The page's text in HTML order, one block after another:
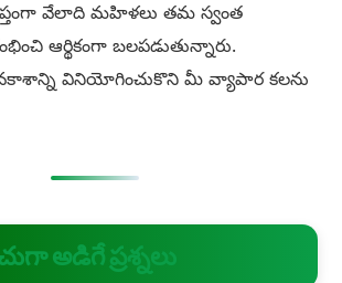
వేలాది మహిళలు తమ స్వంత
ఆర్థికంగా బలపడుతున్నారు.
వినియోగించుకొని మీ వ్యాపార కలను
అడిగే ప్రశ్నలు